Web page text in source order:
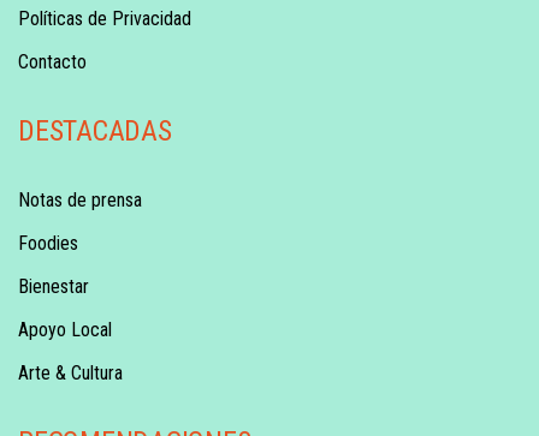
Políticas de Privacidad
Contacto
DESTACADAS
Notas de prensa
Foodies
Bienestar
Apoyo Local
Arte & Cultura